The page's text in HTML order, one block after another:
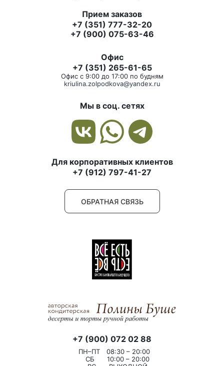
Прием заказов
+7 (351) 777-32-20
+7 (900) 075-63-46
Офис
+7 (351) 265-61-65
Офис с 9:00 до 17:00 по будням
kriulina.zolpodkova@yandex.ru
Мы в соц. сетях
Для корпоративных клиентов
+7 (912) 797-41-27
ОБРАТНАЯ СВЯЗЬ
+7 (900) 072 02 88
ПН–ПТ
08:30 – 20:00
СБ
10:00 – 20:00